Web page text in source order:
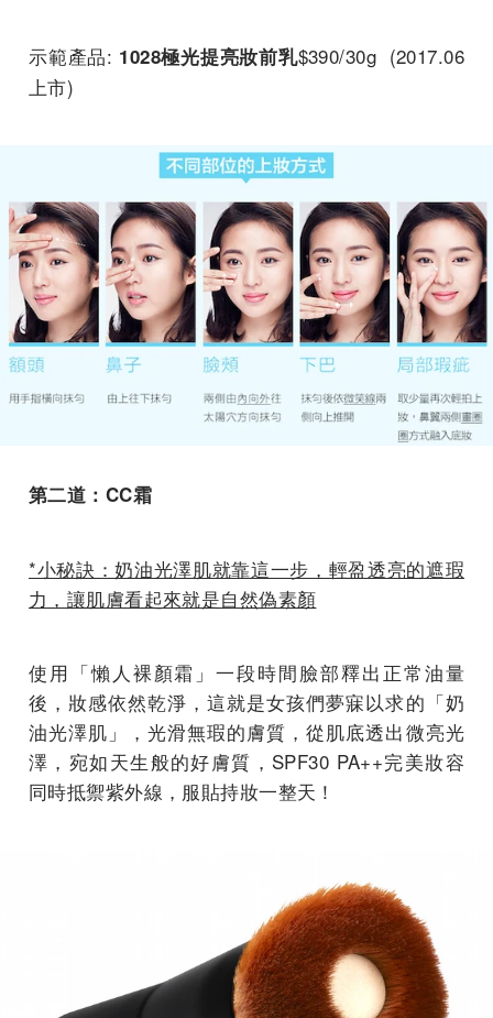
示範產品: 1028極光提亮妝前乳$390/30g (2017.06
上市)
第二道：CC霜
*小秘訣：奶油光澤肌就靠這一步，輕盈透亮的遮瑕
力，讓肌膚看起來就是自然偽素顏
使用「懶人裸顏霜」一段時間臉部釋出正常油量
後，妝感依然乾淨，這就是女孩們夢寐以求的「奶
油光澤肌」，光滑無瑕的膚質，從肌底透出微亮光
澤，宛如天生般的好膚質，SPF30 PA++完美妝容
同時抵禦紫外線，服貼持妝一整天！